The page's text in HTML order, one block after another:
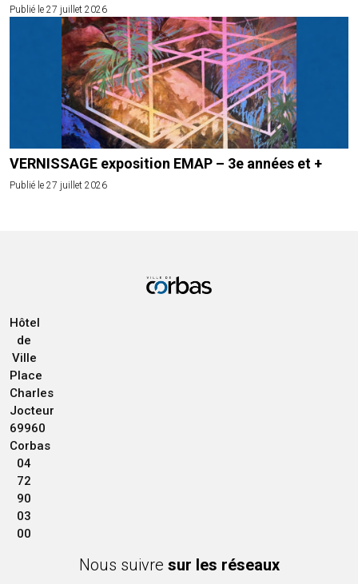
Publié le 27 juillet 2026
VERNISSAGE exposition EMAP – 3e années et +
Publié le 27 juillet 2026
Hôtel
de
Ville
Place
Charles
Jocteur
69960
Corbas
04
72
90
03
00
Nous suivre sur les réseaux